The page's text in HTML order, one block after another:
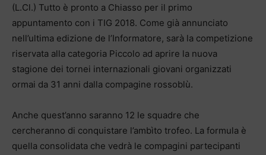
(L.Cl.) Tutto è pronto a Chiasso per il primo
appuntamento con i TIG 2018. Come già annunciato
nell’ultima edizione de l’Informatore, sarà la competizione
riservata alla categoria Piccolo ad aprire la nuova
stagione dei tornei internazionali giovani organizzati
ormai da 31 anni dalla compagine rossoblù.
Anche quest’anno saranno 12 le squadre che
cercheranno di conquistare l’ambìto trofeo. La formula è
quella consolidata che vedrà le compagini partecipanti